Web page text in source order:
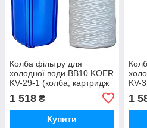
Колба фільтру для
холодної води ВВ10 KOER
KV-29-1 (колба, картридж
PPR нитка) 8 атмосфер 1"
(KR5447)
1 518₴
Купити
KV-
1